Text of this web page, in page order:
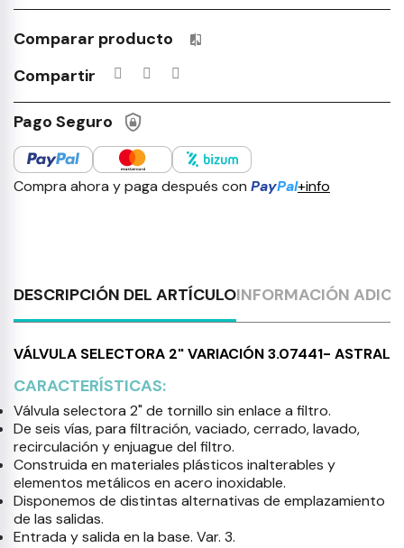
Comparar producto Productos incluidos en tu lista
Compartir
Pago Seguro
Compra ahora y paga después con PayPal+info
DESCRIPCIÓN DEL ARTÍCULOINFORMACIÓN
VÁLVULA SELECTORA 2" VARIACIÓN 3.07441- ASTRAL
CARACTERÍSTICAS:
Válvula selectora 2" de tornillo sin enlace a filtro.
De seis vías, para filtración, vaciado, cerrado, lavado,
recirculación y enjuague del filtro.
Construida en materiales plásticos inalterables y
elementos metálicos en acero inoxidable.
Disponemos de distintas alternativas de emplazamiento
de las salidas.
Entrada y salida en la base. Var. 3.